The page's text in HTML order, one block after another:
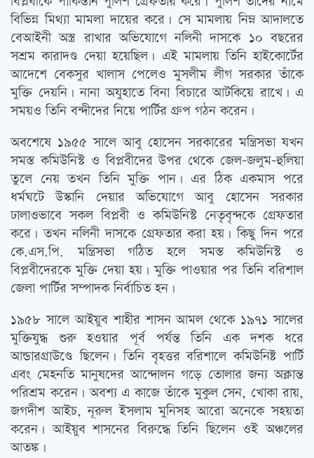
বিভিন্ন মিথ্যা মামলা দায়ের করে। সে মামলায় নিম্ন আদালতে
বেআইনী অস্ত্র রাখার অভিযোগে নলিনী দাসকে ১০ বছরের
সশ্রম কারাদণ্ড দেয়া হয়েছিল। এই মামলায় তিনি হাইকোর্টের
আদেশে বেকসুর খালাস পেলেও মুসলীম লীগ সরকার তাঁকে
মুক্তি দেয়নি। নানা অযুহাতে বিনা বিচারে আটকিয়ে রাখে। এ
সময়ও তিনি বন্দীদের নিয়ে পার্টির গ্রুপ গঠন করেন।
অবশেষে ১৯৫৫ সালে আবু হোসেন সরকারের মন্ত্রিসভা যখন
সমস্ত কমিউনিস্ট ও বিপ্লবীদের উপর থেকে জেল-জলুম-হুলিয়া
তুলে নেয় তখন তিনি মুক্তি পান। এর ঠিক একমাস পরে
ধর্মঘটে উস্কানি দেয়ার অভিযোগে আবু হোসেন সরকার
ঢালাওভাবে সকল বিপ্লবী ও কমিউনিস্ট নেতৃবৃন্দকে গ্রেফতার
করে। তখন নলিনী দাসকে গ্রেফতার করা হয়। কিছু দিন পরে
কে.এস.পি. মন্ত্রিসভা গঠিত হলে সমস্ত কমিউনিস্ট ও
বিপ্লবীদেরকে মুক্তি দেয়া হয়। মুক্তি পাওয়ার পর তিনি বরিশাল
জেলা পার্টির সম্পাদক নির্বাচিত হন।
১৯৫৮ সালে আইয়ুব শাহীর শাসন আমল থেকে ১৯৭১ সালের
মুক্তিযুদ্ধ শুরু হওয়ার পূর্ব পর্যন্ত তিনি এক দশক ধরে
আন্ডারগ্রাউণ্ডে ছিলেন। তিনি বৃহত্তর বরিশালে কমিউনিষ্ট পার্টি
এবং মেহনতি মানুষদের আন্দোলন গড়ে তোলার জন্য অক্লান্ত
পরিশ্রম করেন। অবশ্য এ কাজে তাঁকে মুকুল সেন, খোকা রায়,
জগদীশ আইচ, নূরুল ইসলাম মুনিসহ আরো অনেকে সহয়তা
করেন। আইয়ুব শাসনের বিরুদ্ধে তিনি ছিলেন ওই অঞ্চলের
আতঙ্ক।